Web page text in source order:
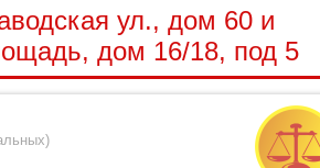
ул., дом 60 и
дом 16/18, под 5
)